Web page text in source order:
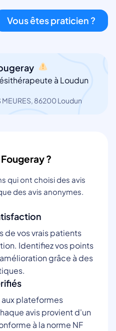
Vous êtes praticien ?
à Loudun
MEURES, 86200 Loudun
?
qui ont choisi des avis
des avis anonymes.
de vos vrais patients
Identifiez vos points
grâce à des
plateformes
avis provient d'un
à la norme NF